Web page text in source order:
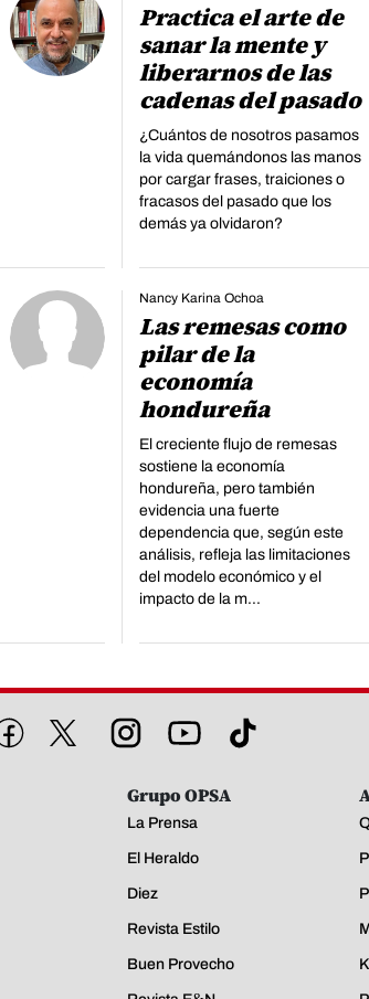
Practica el arte de
sanar la mente y
liberarnos de las
cadenas del pasado
¿Cuántos de nosotros pasamos
la vida quemándonos las manos
por cargar frases, traiciones o
fracasos del pasado que los
demás ya olvidaron?
Nancy Karina Ochoa
Las remesas como
pilar de la
economía
hondureña
El creciente flujo de remesas
sostiene la economía
hondureña, pero también
evidencia una fuerte
dependencia que, según este
análisis, refleja las limitaciones
del modelo económico y el
impacto de la m...
Grupo OPSA
La Prensa
El Heraldo
Diez
Revista Estilo
Buen Provecho